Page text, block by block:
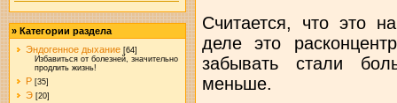
» Категории раздела
Эндогенное дыхание [64]
Избавиться от болезней, значительно
продлить жизнь!
Р [35]
Э [20]
Считается, что это
деле это
забывать стали
меньше.